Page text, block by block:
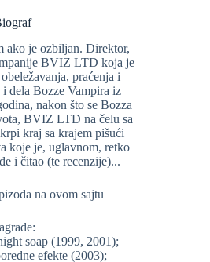
ako je ozbiljan. Direktor,
BVIZ LTD koja je
praćenja i
dela Bozze Vampira iz
nakon što se Bozza
BVIZ LTD na čelu sa
kraj sa krajem pišući
koje je, uglavnom, retko
i čitao (te recenzije)...
na ovom sajtu
soap (1999, 2001);
efekte (2003);